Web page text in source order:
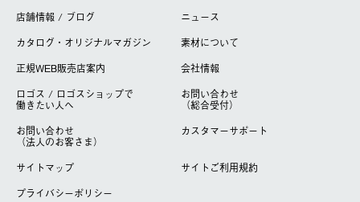
店舗情報 / ブログ
ニュース
カタログ・オリジナルマガジン
素材について
正規WEB販売店案内
会社情報
ロゴス / ロゴスショップで
働きたい人へ
お問い合わせ
（総合受付）
お問い合わせ
（法人のお客さま）
カスタマーサポート
サイトマップ
サイトご利用規約
プライバシーポリシー